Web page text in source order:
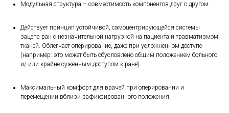
Модульная структура – совместимость компонентов друг с другом.
Действует принцип устойчивой, самоцентрирующейся системы
зацепа ран с незначительной нагрузкой на пациента и травматизмом
тканей. Облегчает оперирование, даже при усложненном доступе
(например: это может быть обусловлено общим положением больного
и/ или крайне суженным доступом к ране).
Максимальный комфорт для врачей при оперировании и
перемещении вблизи зафиксированного положения.